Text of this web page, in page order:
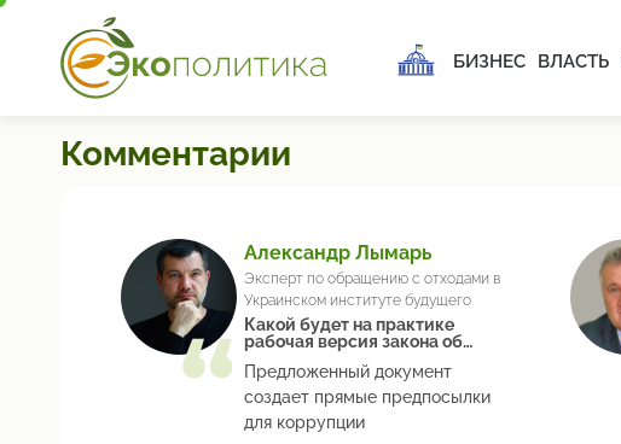
БИЗНЕС ВЛАСТЬ
Комментарии
Александр Лымарь
Эксперт по обращению с отходами в
Украинском институте будущего
Какой будет на практике
рабочая версия закона об
упаковке
Предложенный документ
создает прямые предпосылки
для коррупции